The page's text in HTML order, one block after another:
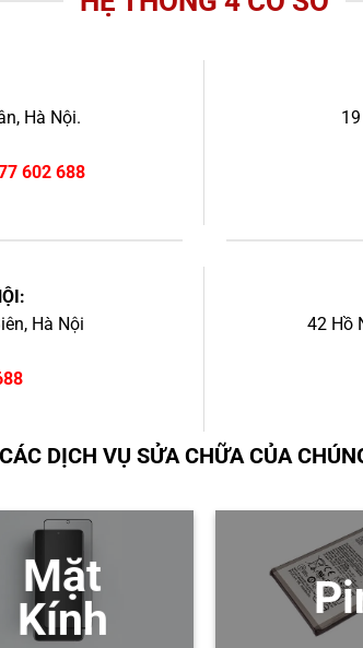
Hà Nội.
602 688
Hà Nội
42 Hồ
CÁC DỊCH VỤ SỬA CHỮA CỦA
Mặt
Kính